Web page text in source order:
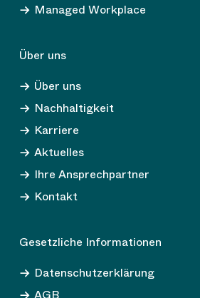
Managed Workplace
Über uns
Über uns
Nachhaltigkeit
Karriere
Aktuelles
Ihre Ansprechpartner
Kontakt
Gesetzliche Informationen
Datenschutzerklärung